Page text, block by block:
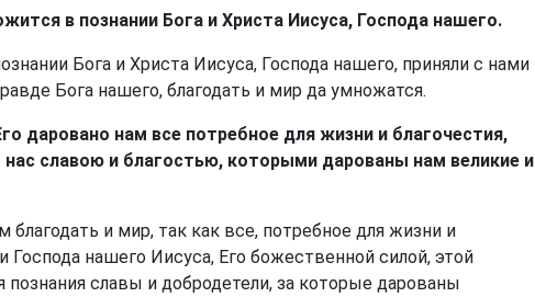
в познании Бога и Христа Иисуса, Господа нашего.
Бога и Христа Иисуса, Господа нашего, приняли с нами
Бога нашего, благодать и мир да умножатся.
даровано нам все потребное для жизни и благочестия,
нас славою и благостью, которыми дарованы нам великие и
благодать и мир, так как все, потребное для жизни и
Господа нашего Иисуса, Его божественной силой, этой
познания славы и добродетели, за которые дарованы